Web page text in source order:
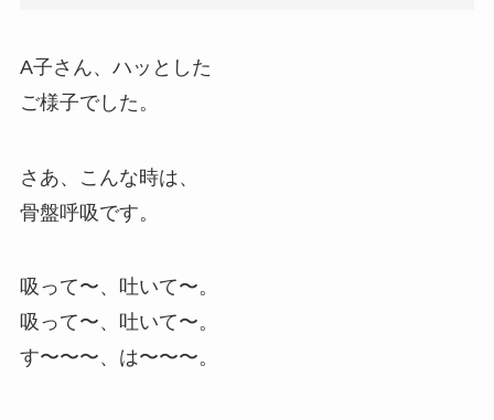
A子さん、ハッとした
ご様子でした。
さあ、こんな時は、
骨盤呼吸です。
吸って〜、吐いて〜。
吸って〜、吐いて〜。
す〜〜〜、は〜〜〜。